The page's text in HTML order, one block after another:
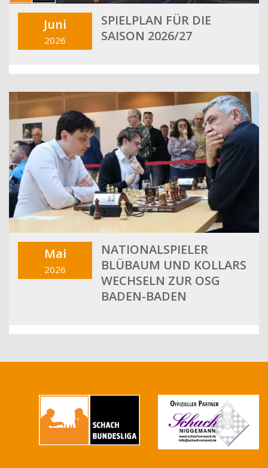
Juni
2026
SPIELPLAN FÜR DIE
SAISON 2026/27
Mai
2026
NATIONALSPIELER
BLÜBAUM UND KOLLARS
WECHSELN ZUR OSG
BADEN-BADEN